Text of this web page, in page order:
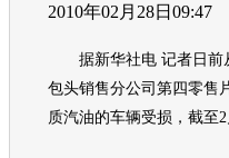
2010年02月28日09:47
据新华社电 记者日前从
包头销售分公司第四零售
质汽油的车辆受损，截至